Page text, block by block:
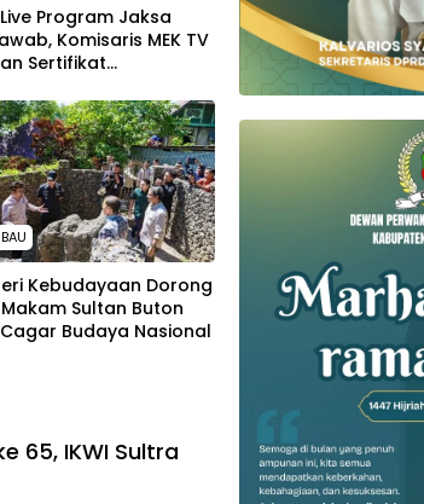
Program Jaksa
Komisaris MEK TV
Sertifikat
Kebudayaan Dorong
Sultan Buton
Budaya Nasional
65, IKWI Sultra